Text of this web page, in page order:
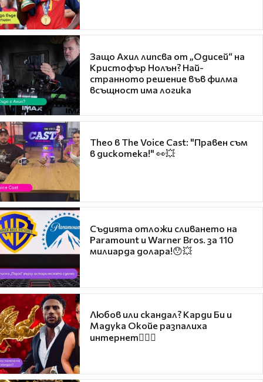
Защо Ахил липсва от „Одисей“ на
Кристофър Нолън? Най-
странното решение във филма
всъщност има логика
Theo в The Voice Cast: "Правен съм
в дискотека!" 👀💥
Съдията отложи сливането на
Paramount и Warner Bros. за 110
милиарда долара!😯💥
Любов или скандал? Карди Би и
Мадука Окойе разпалиха
интернет❤️‍🔥🔥